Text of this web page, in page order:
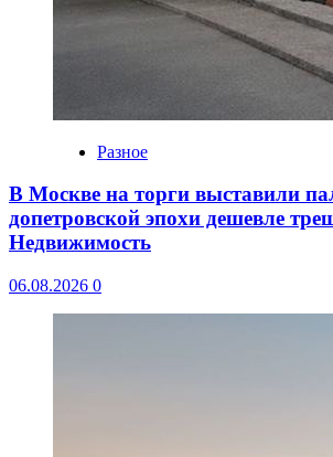
Разное
В Москве на торги выставили
допетровской эпохи дешевле
Недвижимость
06.08.2026 0